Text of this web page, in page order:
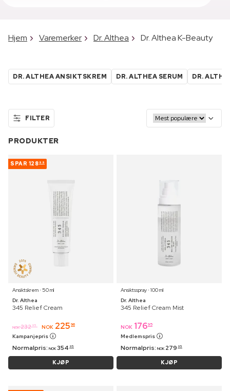
Hjem Varemerker Dr. Althea Dr. Althea K-Beauty
DR. ALTHEA ANSIKTSKREM DR. ALTHEA SERUM DR.
FILTER
PRODUKTER
SPAR 128 99
Ansiktskrem ⋅ 50 ml
Dr. Althea
345 Relief Cream
NOK 232 95 NOK 225 96
Kampanjepris
Normalpris: NOK 354 95
KJØP
Ansiktsspray ⋅ 100 ml
Dr. Althea
345 Relief Cream Mist
NOK 17695
Medlemspris
Normalpris: NOK 279 95
KJØP